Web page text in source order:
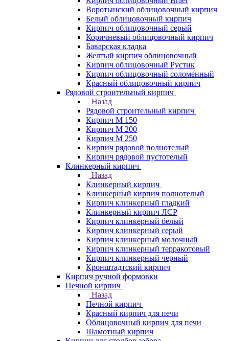
Воротынский облицовочный кирпич
Белый облицовочный кирпич
Кирпич облицовочный серый
Коричневый облицовочный кирпич
Баварская кладка
Желтый кирпич облицовочный
Кирпич облицовочный Рустик
Кирпич облицовочный соломенный
Красный облицовочный кирпич
Рядовой строительный кирпич
Назад
Рядовой строительный кирпич
Кирпич М 150
Кирпич М 200
Кирпич М 250
Кирпич рядовой полнотелый
Кирпич рядовой пустотелый
Клинкерный кирпич
Назад
Клинкерный кирпич
Клинкерный кирпич полнотелый
Кирпич клинкерный гладкий
Клинкерный кирпич ЛСР
Кирпич клинкерный белый
Кирпич клинкерный серый
Кирпич клинкерный молочный
Кирпич клинкерный терракотовый
Кирпич клинкерный черный
Кронштадтский кирпич
Кирпич ручной формовки
Печной кирпич
Назад
Печной кирпич
Красный кирпич для печи
Облицовочный кирпич для печи
Шамотный кирпич